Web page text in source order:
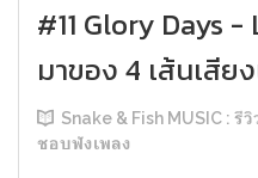
#11 Glory Days
มาของ 4 เส้นเสีย
Snake & Fish MUSIC :
ชอบฟังเพลง